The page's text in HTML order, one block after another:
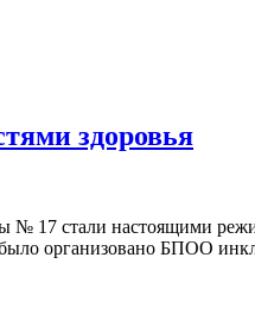
здоровья
17 стали настоящими
организовано БПОО